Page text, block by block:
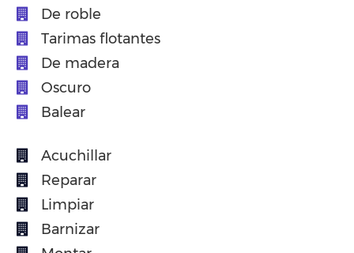
De roble
Tarimas flotantes
De madera
Oscuro
Balear
Acuchillar
Reparar
Limpiar
Barnizar